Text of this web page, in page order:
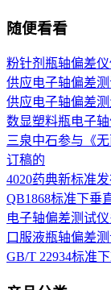
随便看看
粉针剂瓶轴偏差
供应电子轴偏差
供应电子轴偏差
数显塑料瓶电子
三泉中石参与《
订稿的
4020药典新标准
QB1868标准下垂
电子轴偏差测试仪
口服液瓶轴偏差
GB/T 22934标准